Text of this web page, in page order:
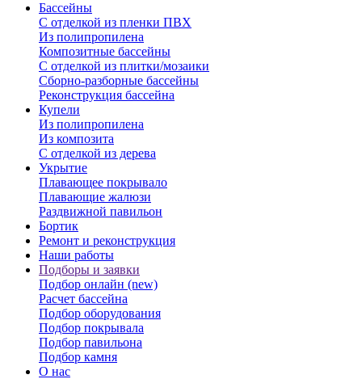
Бассейны
С отделкой из пленки ПВХ
Из полипропилена
Композитные бассейны
С отделкой из плитки/мозаики
Сборно-разборные бассейны
Реконструкция бассейна
Купели
Из полипропилена
Из композита
С отделкой из дерева
Укрытие
Плавающее покрывало
Плавающие жалюзи
Раздвижной павильон
Бортик
Ремонт и реконструкция
Наши работы
Подборы и заявки
Подбор онлайн (new)
Расчет бассейна
Подбор оборудования
Подбор покрывала
Подбор павильона
Подбор камня
О нас